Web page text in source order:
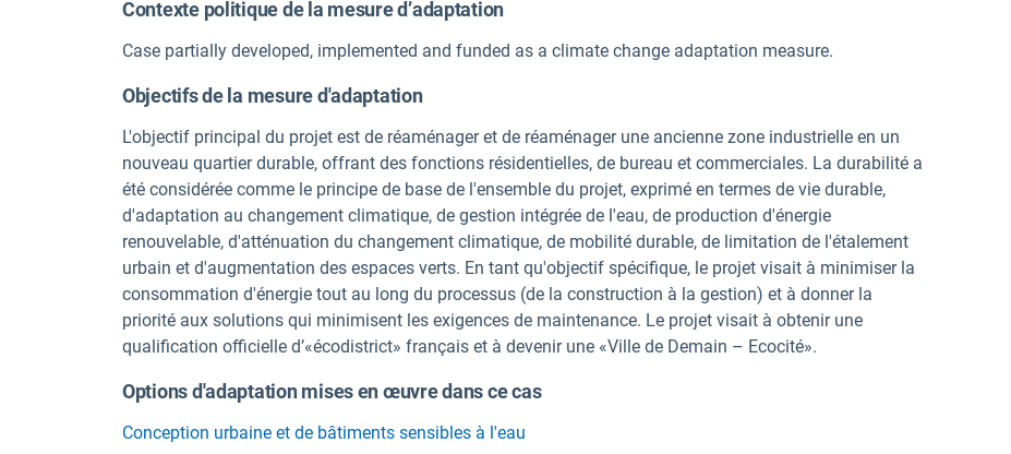
Contexte politique de la mesure d’adaptation
Case partially developed, implemented and funded as a climate change adaptation measure.
Objectifs de la mesure d'adaptation
L'objectif principal du projet est de réaménager et de réaménager une ancienne zone industrielle en un
nouveau quartier durable, offrant des fonctions résidentielles, de bureau et commerciales. La durabilité a
été considérée comme le principe de base de l'ensemble du projet, exprimé en termes de vie durable,
d'adaptation au changement climatique, de gestion intégrée de l'eau, de production d'énergie
renouvelable, d'atténuation du changement climatique, de mobilité durable, de limitation de l'étalement
urbain et d'augmentation des espaces verts. En tant qu'objectif spécifique, le projet visait à minimiser la
consommation d'énergie tout au long du processus (de la construction à la gestion) et à donner la
priorité aux solutions qui minimisent les exigences de maintenance. Le projet visait à obtenir une
qualification officielle d’«écodistrict» français et à devenir une «Ville de Demain – Ecocité».
Options d'adaptation mises en œuvre dans ce cas
Conception urbaine et de bâtiments sensibles à l'eau